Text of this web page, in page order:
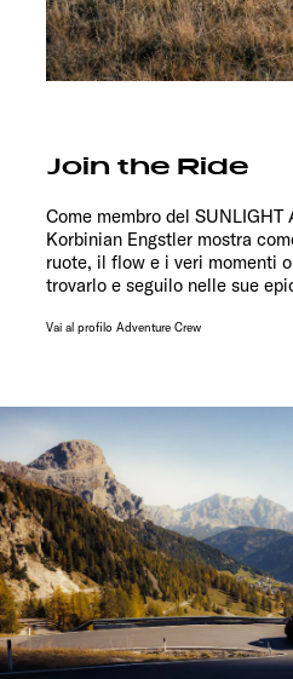
Join the Ride
Come membro del SUNLIGHT
Korbinian Engstler mostra
ruote, il flow e i veri momenti
trovarlo e seguilo nelle sue
Vai al profilo Adventure Crew